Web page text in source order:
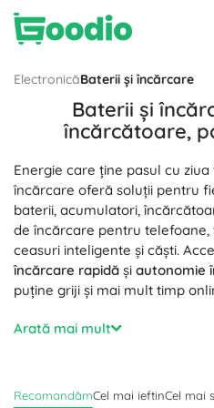
ElectronicăBaterii și încărcare
Baterii și
încărcătoare,
Energie care ține pasul cu
încărcare oferă soluții pentru
baterii, acumulatori,
de încărcare pentru
ceasuri inteligente și căști.
încărcare rapidă și autonomie
puține griji și mai mult timp
Alege baterii alcaline AA, AAA
electrocasnicele de zi cu zi,
pentru utilizarea repetată,
Arată mai mult
RecomandămCel mai ieftinCel mai